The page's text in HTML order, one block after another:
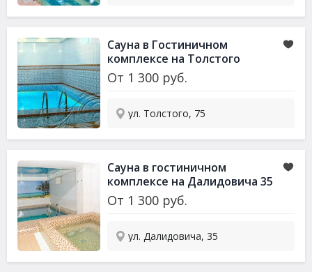
Сауна в Гостиничном
комплексе на Толстого
От 1 300 руб.
ул. Толстого, 75
Сауна в гостиничном
комплексе на Далидовича 35
От 1 300 руб.
ул. Далидовича, 35